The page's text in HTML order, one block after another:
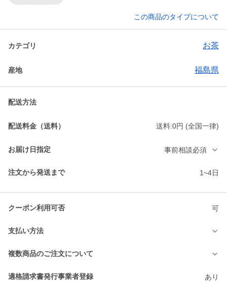
この商品のタイプについて
カテゴリ お茶
産地 福島県
配送方法
配送料金（送料） 送料:0円 (全国一律)
お届け日指定 事前相談必須
注文から発送まで 1~4日
クーポン利用可否 可
支払い方法
複数商品のご注文について
適格請求書発行事業者登録 あり